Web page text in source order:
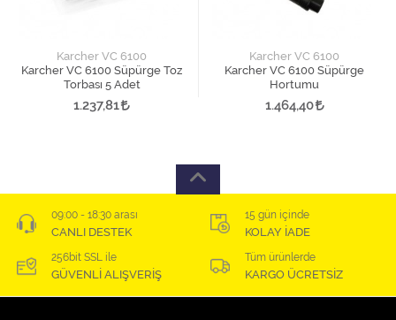
Karcher VC 6100
Karcher VC 6100 Süpürge Toz
Torbası 5 Adet
1.237,81
Karcher VC 6100
Karcher VC 6100 Süpürge
Hortumu
1.464,40
09:00 - 18:30 arası
CANLI DESTEK
15 gün içinde
KOLAY İADE
256bit SSL ile
GÜVENLİ ALIŞVERİŞ
Tüm ürünlerde
KARGO ÜCRETSİZ